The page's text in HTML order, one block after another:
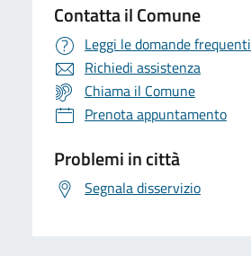
Contatta il Comune
Leggi le domande frequenti
Richiedi assistenza
Chiama il Comune
Prenota appuntamento
Problemi in città
Segnala disservizio